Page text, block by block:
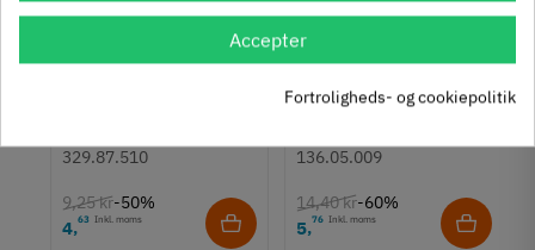
64 mm
192 mm
Montering
Type
Skålegreb
Euroskruer
329.87.510
9,25 kr-50%
4,63 Inkl. moms
Knopgreb med to
stål
136.05.009
14,40 kr-60%
5,76 Inkl. moms
Accepter
Fortroligheds- og cookiepolitik